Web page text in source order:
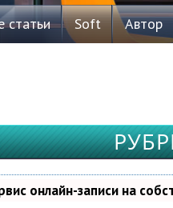
статьи Soft Автор
онлайн-записи на